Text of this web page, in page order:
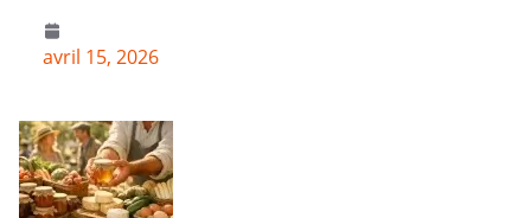
avril 15, 2026